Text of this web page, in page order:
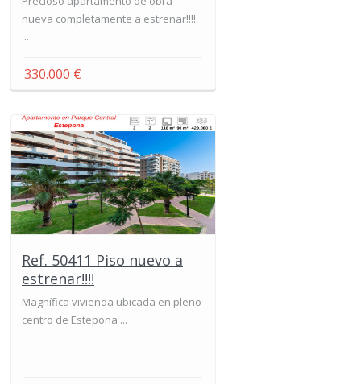
nueva completamente a estrenar!!!!
...
330.000 €
Ref. 50411 Piso nuevo a
estrenar!!!!
Magnífica vivienda ubicada en pleno
centro de Estepona ...